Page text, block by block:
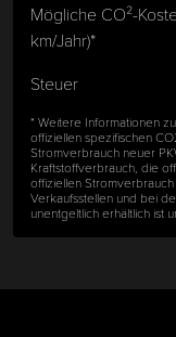
Mögliche CO²-
km/Jahr)*
Steuer
* Weitere Informationen
offiziellen spezifischen
Stromverbrauch neuer
Kraftstoffverbrauch, die
offiziellen
Verkaufsstellen und bei
unentgeltlich erhältlich ist